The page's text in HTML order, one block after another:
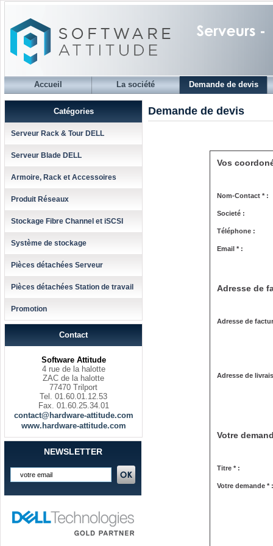
Accueil La société Demande de devis
Catégories
Serveur Rack & Tour DELL
Serveur Blade DELL
Armoire, Rack et Accessoires
Produit Réseaux
Stockage Fibre Channel et iSCSI
Système de stockage
Pièces détachées Serveur
Pièces détachées Station de travail
Promotion
Contact
Software Attitude
4 rue de la halotte
ZAC de la halotte
77470 Trilport
Tel. 01.60.01.12.53
Fax. 01.60.25.34.01
contact@hardware-attitude.com
www.hardware-attitude.com
NEWSLETTER
Demande de devis
Vos
Nom-Contact * :
Societé :
Téléphone :
Email * :
Adresse de
Adresse de
Adresse de
Votre
Titre * :
Votre demande * :